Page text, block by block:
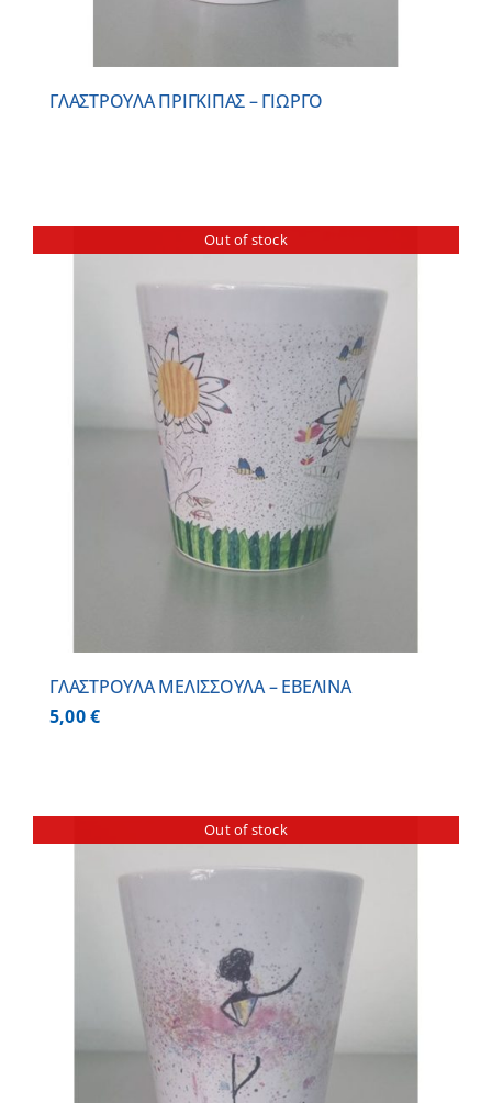
ΓΛΑΣΤΡΟΥΛΑ ΠΡΙΓΚΙΠΑΣ – ΓΙΩΡΓΟ
Out of stock
ΓΛΑΣΤΡΟΥΛΑ ΜΕΛΙΣΣΟΥΛΑ – ΕΒΕΛΙΝΑ
5,00€
Out of stock